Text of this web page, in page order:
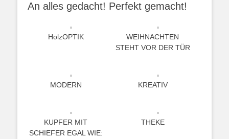
An alles gedacht! Perfekt gemacht!
HolzOPTIK
WEIHNACHTEN
STEHT VOR DER TÜR
MODERN KREATIV
KUPFER MIT
SCHIEFER EGAL WIE:
THEKE